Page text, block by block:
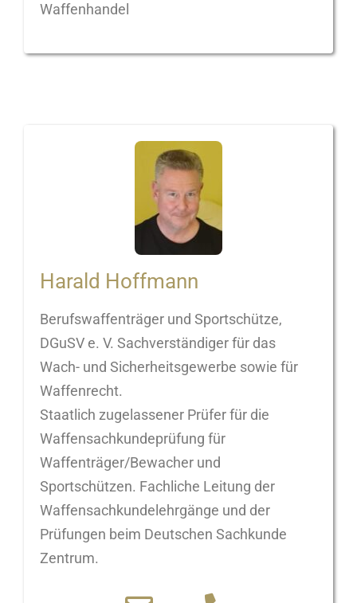
Waffenhandel
Harald Hoffmann
Berufswaffenträger und Sportschütze,
DGuSV e. V. Sachverständiger für das
Wach- und Sicherheitsgewerbe sowie für
Waffenrecht.
Staatlich zugelassener Prüfer für die
Waffensachkundeprüfung für
Waffenträger/Bewacher und
Sportschützen. Fachliche Leitung der
Waffensachkundelehrgänge und der
Prüfungen beim Deutschen Sachkunde
Zentrum.